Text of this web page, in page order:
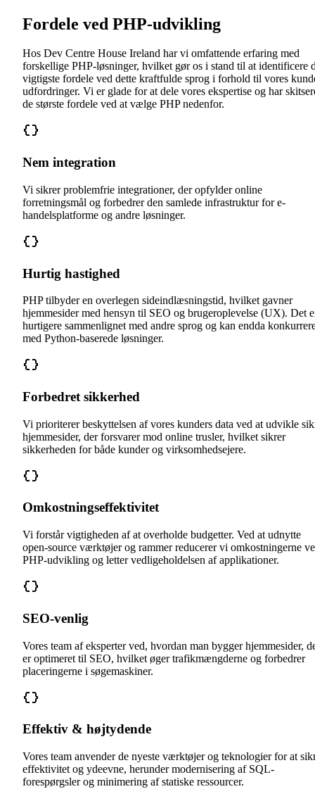
Fordele ved PHP-udvikling
Hos Dev Centre House Ireland har vi omfattende erfaring med
forskellige PHP-løsninger, hvilket gør os i stand til at identificere
vigtigste fordele ved dette kraftfulde sprog i forhold til vores
udfordringer. Vi er glade for at dele vores ekspertise og har
de største fordele ved at vælge PHP nedenfor.
Nem integration
Vi sikrer problemfrie integrationer, der opfylder online
forretningsmål og forbedrer den samlede infrastruktur for e-
handelsplatforme og andre løsninger.
Hurtig hastighed
PHP tilbyder en overlegen sideindlæsningstid, hvilket gavner
hjemmesider med hensyn til SEO og brugeroplevelse (UX). Det
hurtigere sammenlignet med andre sprog og kan endda
med Python-baserede løsninger.
Forbedret sikkerhed
Vi prioriterer beskyttelsen af vores kunders data ved at udvikle
hjemmesider, der forsvarer mod online trusler, hvilket sikrer
sikkerheden for både kunder og virksomhedsejere.
Omkostningseffektivitet
Vi forstår vigtigheden af at overholde budgetter. Ved at udnytte
open-source værktøjer og rammer reducerer vi omkostningerne
PHP-udvikling og letter vedligeholdelsen af applikationer.
SEO-venlig
Vores team af eksperter ved, hvordan man bygger hjemmesider,
er optimeret til SEO, hvilket øger trafikmængderne og forbedrer
placeringerne i søgemaskiner.
Effektiv & højtydende
Vores team anvender de nyeste værktøjer og teknologier for at
effektivitet og ydeevne, herunder modernisering af SQL-
forespørgsler og minimering af statiske ressourcer.